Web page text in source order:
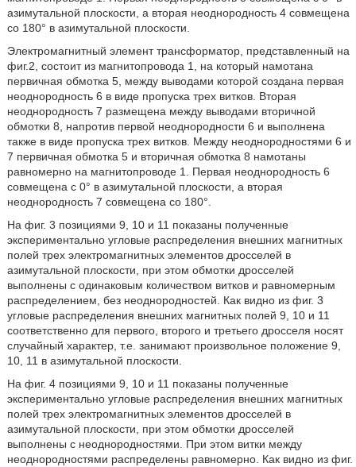
азимутальной плоскости, а вторая неоднородность 4 совмещена
со 180° в азимутальной плоскости.
Электромагнитный элемент трансформатор, представленный на
фиг.2, состоит из магнитопровода 1, на который намотана
первичная обмотка 5, между выводами которой создана первая
неоднородность 6 в виде пропуска трех витков. Вторая
неоднородность 7 размещена между выводами вторичной
обмотки 8, напротив первой неоднородности 6 и выполнена
также в виде пропуска трех витков. Между неоднородностями 6 и
7 первичная обмотка 5 и вторичная обмотка 8 намотаны
равномерно на магнитопроводе 1. Первая неоднородность 6
совмещена с 0° в азимутальной плоскости, а вторая
неоднородность 7 совмещена со 180°.
На фиг. 3 позициями 9, 10 и 11 показаны полученные
экспериментально угловые распределения внешних магнитных
полей трех электромагнитных элементов дросселей в
азимутальной плоскости, при этом обмотки дросселей
выполнены с одинаковым количеством витков и равномерным
распределением, без неоднородностей. Как видно из фиг. 3
угловые распределения внешних магнитных полей 9, 10 и 11
соответственно для первого, второго и третьего дросселя носят
случайный характер, т.е. занимают произвольное положение 9,
10, 11 в азимутальной плоскости.
На фиг. 4 позициями 9, 10 и 11 показаны полученные
экспериментально угловые распределения внешних магнитных
полей трех электромагнитных элементов дросселей в
азимутальной плоскости, при этом обмотки дросселей
выполнены с неоднородностями. При этом витки между
неоднородностями распределены равномерно. Как видно из фиг.